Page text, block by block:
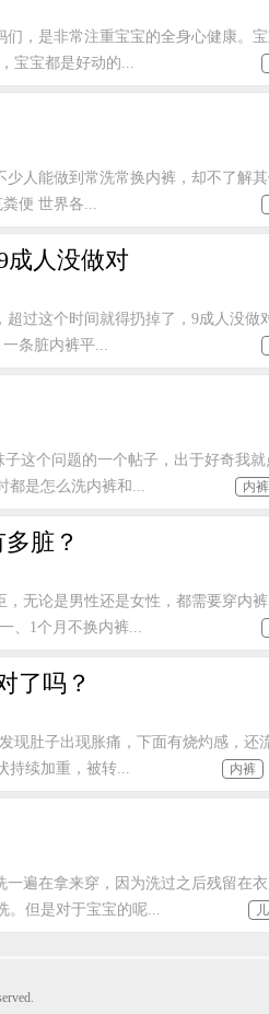
，是非常注重宝宝的全身心健康。
宝宝都是好动的...
人能做到常洗常换内裤，却不了解
便 世界各...
成人没做对
过这个时间就得扔掉了，9成人没做
条脏内裤平...
这个问题的一个帖子，出于好奇我
都是怎么洗内裤和...
内裤
脏？
无论是男性还是女性，都需要穿内
、1个月不换内裤...
了吗？
现肚子出现胀痛，下面有烧灼感，还
持续加重，被转...
内裤
遍在拿来穿，因为洗过之后残留在
。但是对于宝宝的呢...